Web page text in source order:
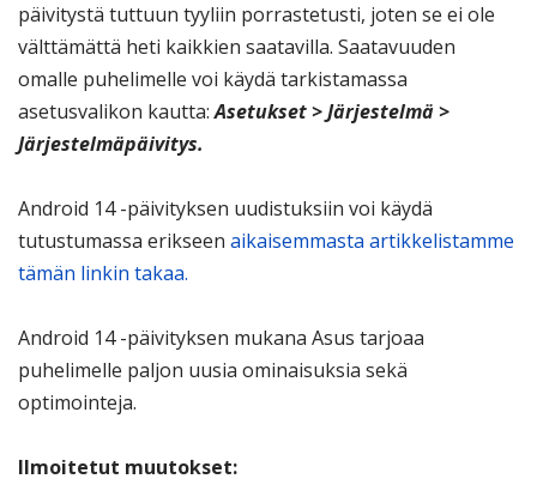
päivitystä tuttuun tyyliin porrastetusti, joten se ei ole
välttämättä heti kaikkien saatavilla. Saatavuuden
omalle puhelimelle voi käydä tarkistamassa
asetusvalikon kautta:Asetukset > Järjestelmä >
Järjestelmäpäivitys.
Android 14 -päivityksen uudistuksiin voi käydä
tutustumassa erikseen aikaisemmasta artikkelistamme
tämän linkin takaa.
Android 14 -päivityksen mukana Asus tarjoaa
puhelimelle paljon uusia ominaisuksia sekä
optimointeja.
Ilmoitetut muutokset: